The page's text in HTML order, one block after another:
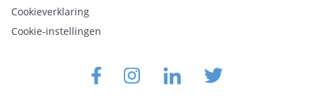
Cookieverklaring
Cookie-instellingen